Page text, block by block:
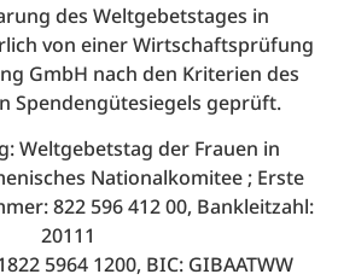
des Weltgebetstages in
von einer Wirtschaftsprüfung
GmbH nach den Kriterien des
Spendengütesiegels geprüft.
Weltgebetstag der Frauen in
Nationalkomitee ; Erste
822 596 412 00, Bankleitzahl:
20111
5964 1200, BIC: GIBAATWW